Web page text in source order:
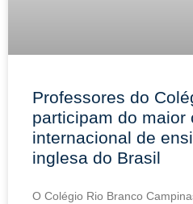
Professores do
participam do maior
internacional de
inglesa do Brasil
O Colégio Rio Branco